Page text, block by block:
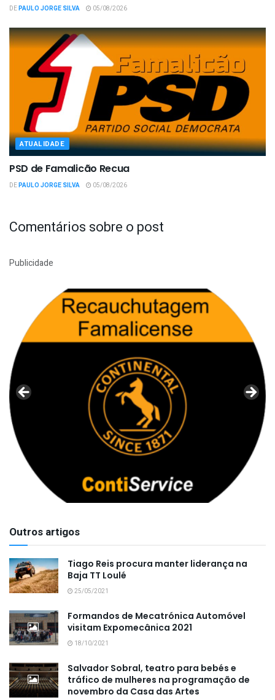
DEPAULO JORGE SILVA 05/08/2026
ATUALIDADE
PSD de Famalicão Recua
DEPAULO JORGE SILVA 05/08/2026
Comentários sobre o post
Publicidade
Outros artigos
Tiago Reis procura manter liderança na
Baja TT Loulé
25/05/2021
Formandos de Mecatrónica Automóvel
visitam Expomecânica 2021
18/10/2021
Salvador Sobral, teatro para bebés e
tráfico de mulheres na programação de
novembro da Casa das Artes